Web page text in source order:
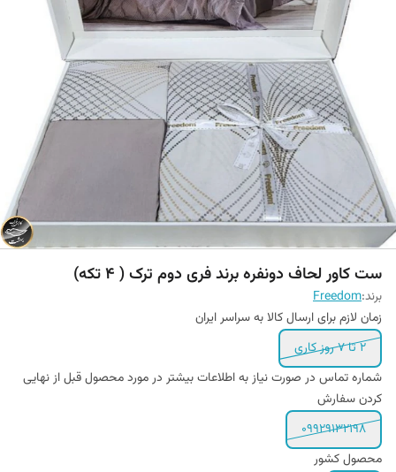
ست کاور لحاف دونفره برند فری دوم ترک ( 4 تکه)
برند:Freedom
زمان لازم برای ارسال کالا به سراسر ایران
۲ تا ۷ روز کاری
شماره تماس در صورت نیاز به اطلاعات بیشتر در مورد محصول قبل از نهایی
کردن سفارش
۰۹۹۲۹۱۳۲۱۹۸
محصول کشور